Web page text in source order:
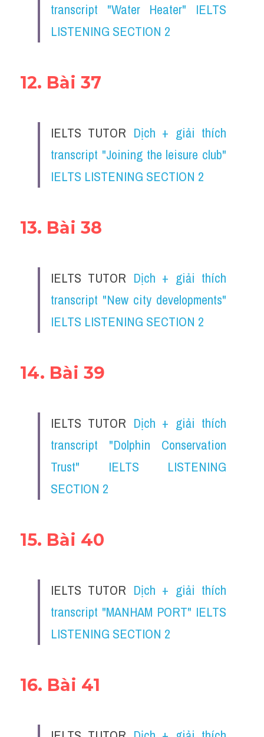
transcript "Water Heater" IELTS
LISTENING SECTION 2
12. Bài 37
IELTS TUTOR Dịch + giải thích
transcript "Joining the leisure club"
IELTS LISTENING SECTION 2
13. Bài 38
IELTS TUTOR Dịch + giải thích
transcript "New city developments"
IELTS LISTENING SECTION 2
14. Bài 39
IELTS TUTOR Dịch + giải thích
transcript "Dolphin Conservation
Trust" IELTS LISTENING
SECTION 2
15. Bài 40
IELTS TUTOR Dịch + giải thích
transcript "MANHAM PORT" IELTS
LISTENING SECTION 2
16. Bài 41